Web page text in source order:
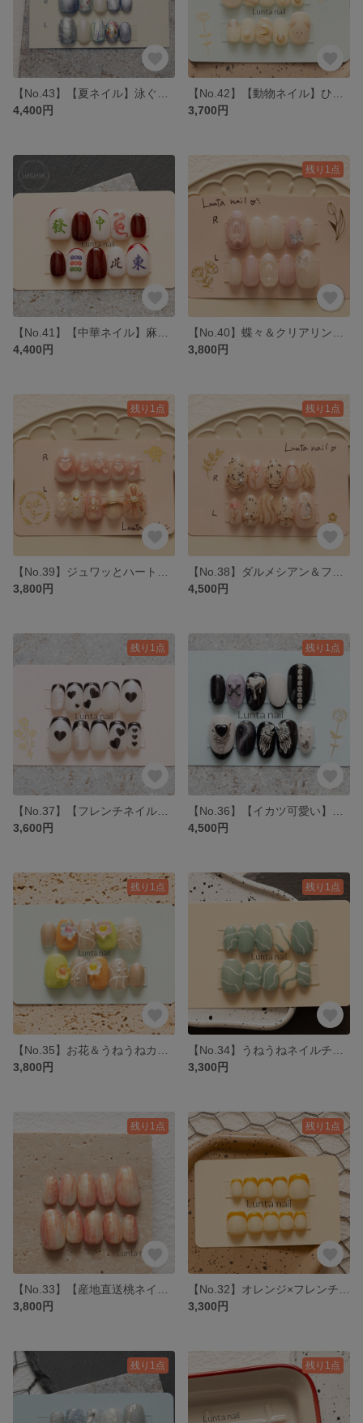
4,400円
3,700円
4,400円
残り1点
3,800円
残り1点
3,800円
残り1点
4,500円
残り1点
3,600円
残り1点
4,500円
残り1点
3,800円
残り1点
3,300円
残り1点
3,800円
残り1点
3,300円
残り1点 残り1点